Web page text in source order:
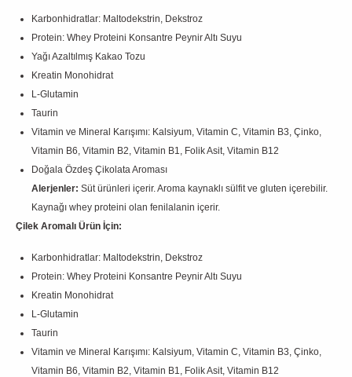
Karbonhidratlar: Maltodekstrin, Dekstroz
Protein: Whey Proteini Konsantre Peynir Altı Suyu
Yağı Azaltılmış Kakao Tozu
Kreatin Monohidrat
L-Glutamin
Taurin
Vitamin ve Mineral Karışımı: Kalsiyum, Vitamin C, Vitamin B3, Çinko,
Vitamin B6, Vitamin B2, Vitamin B1, Folik Asit, Vitamin B12
Doğala Özdeş Çikolata Aroması
Alerjenler: Süt ürünleri içerir. Aroma kaynaklı sülfit ve gluten içerebilir.
Kaynağı whey proteini olan fenilalanin içerir.
Çilek Aromalı Ürün İçin:
Karbonhidratlar: Maltodekstrin, Dekstroz
Protein: Whey Proteini Konsantre Peynir Altı Suyu
Kreatin Monohidrat
L-Glutamin
Taurin
Vitamin ve Mineral Karışımı: Kalsiyum, Vitamin C, Vitamin B3, Çinko,
Vitamin B6, Vitamin B2, Vitamin B1, Folik Asit, Vitamin B12